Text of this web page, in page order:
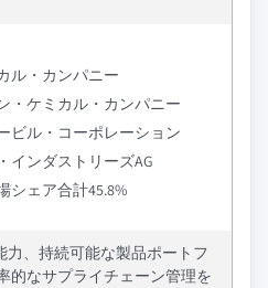
ル・カンパニー
・ケミカル・カンパニー
ビル・コーポレーション
インダストリーズAG
シェア合計45.8%
力、持続可能な製品ポートフ
的なサプライチェーン管理を